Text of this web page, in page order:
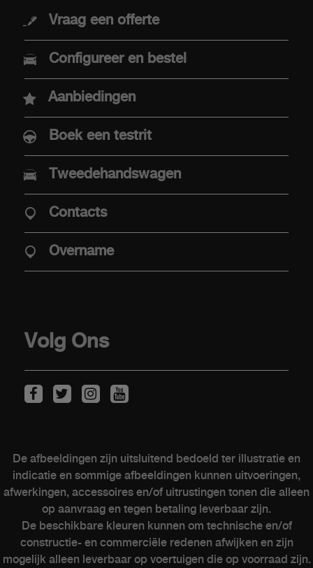
MODELLEN
Nieuwe Abarth 600e
Abarth 500e
AANKOOP
Aaanbiedingen
Aanbod Abarth Special Warranty
Verkooppunten
KLANTEN
Naverkoop
Contacteer een verkooppunt
ABARTH WERELD
Vraag een offerte
Configureer en bestel
Aanbiedingen
Boek een testrit
Tweedehandswagen
Contacts
Overname
Volg Ons
De afbeeldingen zijn uitsluitend bedoeld ter illustratie en
indicatie en sommige afbeeldingen kunnen uitvoeringen,
afwerkingen, accessoires en/of uitrustingen tonen die alleen
op aanvraag en tegen betaling leverbaar zijn.
De beschikbare kleuren kunnen om technische en/of
constructie- en commerciële redenen afwijken en zijn
mogelijk alleen leverbaar op voertuigen die op voorraad zijn.